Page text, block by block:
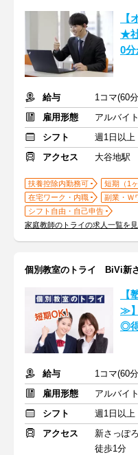
【
★
0
給与
1コマ(60
雇用形態
アルバイ
シフト
週1日以上
アクセス
大谷地駅
扶養控除内勤務可
短期（1
在宅ワーク・内職
副業・Ｗ
シフト自由・自己申告
家庭教師のトライの求人一覧を
個別教室のトライ BiVi新
【
≫
◎
給与
1コマ(60
雇用形態
アルバイ
シフト
週1日以上
アクセス
新さっぽ
徒歩1分